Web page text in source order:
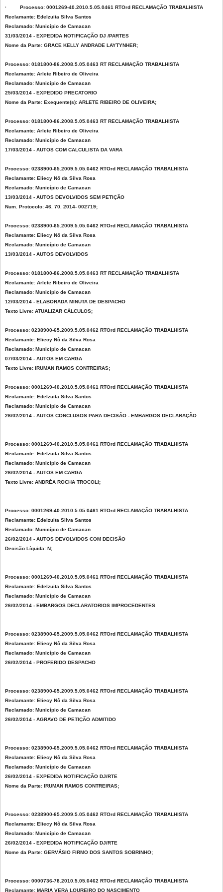
· Processo: 0001269-40.2010.5.05.0461 RTOrd RECLAMAÇÃO TRABALHISTA
Reclamante: Edelzuita Silva Santos
Reclamado: Município de Camacan
31/03/2014 - EXPEDIDA NOTIFICAÇÃO DJ /PARTES
Nome da Parte: GRACE KELLY ANDRADE LAYTYNHER;
Processo: 0181800-86.2008.5.05.0463 RT RECLAMAÇÃO TRABALHISTA
Reclamante: Arlete Ribeiro de Oliveira
Reclamado: Município de Camacan
25/03/2014 - EXPEDIDO PRECATORIO
Nome da Parte: Exequente(s): ARLETE RIBEIRO DE OLIVEIRA;
Processo: 0181800-86.2008.5.05.0463 RT RECLAMAÇÃO TRABALHISTA
Reclamante: Arlete Ribeiro de Oliveira
Reclamado: Município de Camacan
17/03/2014 - AUTOS COM CALCULISTA DA VARA
Processo: 0238900-65.2009.5.05.0462 RTOrd RECLAMAÇÃO TRABALHISTA
Reclamante: Eliecy Nô da Silva Rosa
Reclamado: Município de Camacan
13/03/2014 - AUTOS DEVOLVIDOS SEM PETIÇÃO
Num. Protocolo: 46. 70. 2014- 002719;
Processo: 0238900-65.2009.5.05.0462 RTOrd RECLAMAÇÃO TRABALHISTA
Reclamante: Eliecy Nô da Silva Rosa
Reclamado: Município de Camacan
13/03/2014 - AUTOS DEVOLVIDOS
Processo: 0181800-86.2008.5.05.0463 RT RECLAMAÇÃO TRABALHISTA
Reclamante: Arlete Ribeiro de Oliveira
Reclamado: Município de Camacan
12/03/2014 - ELABORADA MINUTA DE DESPACHO
Texto Livre: ATUALIZAR CÁLCULOS;
Processo: 0238900-65.2009.5.05.0462 RTOrd RECLAMAÇÃO TRABALHISTA
Reclamante: Eliecy Nô da Silva Rosa
Reclamado: Município de Camacan
07/03/2014 - AUTOS EM CARGA
Texto Livre: IRUMAN RAMOS CONTREIRAS;
Processo: 0001269-40.2010.5.05.0461 RTOrd RECLAMAÇÃO TRABALHISTA
Reclamante: Edelzuita Silva Santos
Reclamado: Município de Camacan
26/02/2014 - AUTOS CONCLUSOS PARA DECISÃO - EMBARGOS DECLARAÇÃO
Processo: 0001269-40.2010.5.05.0461 RTOrd RECLAMAÇÃO TRABALHISTA
Reclamante: Edelzuita Silva Santos
Reclamado: Município de Camacan
26/02/2014 - AUTOS EM CARGA
Texto Livre: ANDRÉA ROCHA TROCOLI;
Processo: 0001269-40.2010.5.05.0461 RTOrd RECLAMAÇÃO TRABALHISTA
Reclamante: Edelzuita Silva Santos
Reclamado: Município de Camacan
26/02/2014 - AUTOS DEVOLVIDOS COM DECISÃO
Decisão Líquida: N;
Processo: 0001269-40.2010.5.05.0461 RTOrd RECLAMAÇÃO TRABALHISTA
Reclamante: Edelzuita Silva Santos
Reclamado: Município de Camacan
26/02/2014 - EMBARGOS DECLARATORIOS IMPROCEDENTES
Processo: 0238900-65.2009.5.05.0462 RTOrd RECLAMAÇÃO TRABALHISTA
Reclamante: Eliecy Nô da Silva Rosa
Reclamado: Município de Camacan
26/02/2014 - PROFERIDO DESPACHO
Processo: 0238900-65.2009.5.05.0462 RTOrd RECLAMAÇÃO TRABALHISTA
Reclamante: Eliecy Nô da Silva Rosa
Reclamado: Município de Camacan
26/02/2014 - AGRAVO DE PETIÇÃO ADMITIDO
Processo: 0238900-65.2009.5.05.0462 RTOrd RECLAMAÇÃO TRABALHISTA
Reclamante: Eliecy Nô da Silva Rosa
Reclamado: Município de Camacan
26/02/2014 - EXPEDIDA NOTIFICAÇÃO DJ/RTE
Nome da Parte: IRUMAN RAMOS CONTREIRAS;
Processo: 0238900-65.2009.5.05.0462 RTOrd RECLAMAÇÃO TRABALHISTA
Reclamante: Eliecy Nô da Silva Rosa
Reclamado: Município de Camacan
26/02/2014 - EXPEDIDA NOTIFICAÇÃO DJ/RTE
Nome da Parte: GERVÁSIO FIRMO DOS SANTOS SOBRINHO;
Processo: 0000736-78.2010.5.05.0462 RTOrd RECLAMAÇÃO TRABALHISTA
Reclamante: MARIA VERA LOUREIRO DO NASCIMENTO